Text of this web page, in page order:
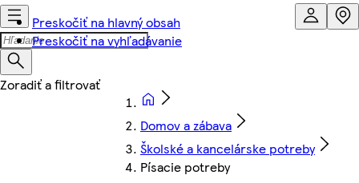
Preskočiť na hlavný obsah
Preskočiť na vyhľadávanie
Domov a zábava
Školské a kancelárske potreby
Písacie potreby